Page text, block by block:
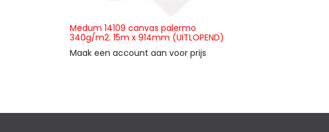
Medum 14109 canvas palermo
340g/m2. 15m x 914mm (UITLOPEND)
Maak een account aan voor prijs